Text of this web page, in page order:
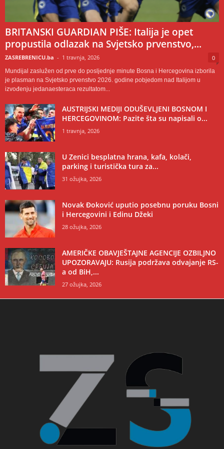
BRITANSKI GUARDIAN PIŠE: Italija je opet
propustila odlazak na Svjetsko prvenstvo,...
ZASREBRENICU.ba - 1 travnja, 2026 0
Mundijal zaslužen od prve do posljednje minute Bosna i Hercegovina izborila
je plasman na Svjetsko prvenstvo 2026. godine pobjedom nad Italijom u
izvođenju jedanaesteraca rezultatom...
AUSTRIJSKI MEDIJI ODUŠEVLJENI BOSNOM I
HERCEGOVINOM: Pazite šta su napisali o...
1 travnja, 2026
U Zenici besplatna hrana, kafa, kolači,
parking i turistička tura za...
31 ožujka, 2026
Novak Đoković uputio posebnu poruku Bosni
i Hercegovini i Edinu Džeki
28 ožujka, 2026
AMERIČKE OBAVJEŠTAJNE AGENCIJE OZBILJNO
UPOZORAVAJU: Rusija podržava odvajanje RS-
a od BiH,...
27 ožujka, 2026